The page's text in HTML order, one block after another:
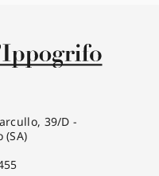
39/D -
(SA)